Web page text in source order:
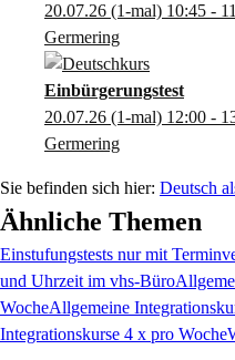
20.07.26 (1-mal) 10:45 -
Germering
Einbürgerungstest
20.07.26 (1-mal) 12:00 -
Germering
Deutsch
Ähnliche Themen
Einstufungstests nur mit
und Uhrzeit im vhs-Büro
WocheAllgemeine
Integrationskurse 4 x pro Woche